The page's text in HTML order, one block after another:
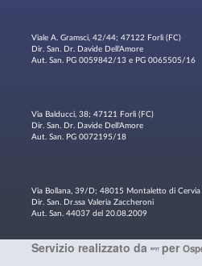
Viale A. Gramsci, 42/44; 47122 Forlì (FC)
Dir. San. Dr. Davide Dell'Amore
Aut. San. PG 0059842/13 e PG 0065505/16
Via Balducci, 38; 47121 Forlì (FC)
Dir. San. Dr. Davide Dell'Amore
Aut. San. PG 0072195/18
Via Bollana, 39/D; 48015 Montaletto di Cervia
Dir. San. Dr.ssa Valeria Zaccheroni
Aut. San. 44037 del 20.08.2009
Servizio realizzato da per